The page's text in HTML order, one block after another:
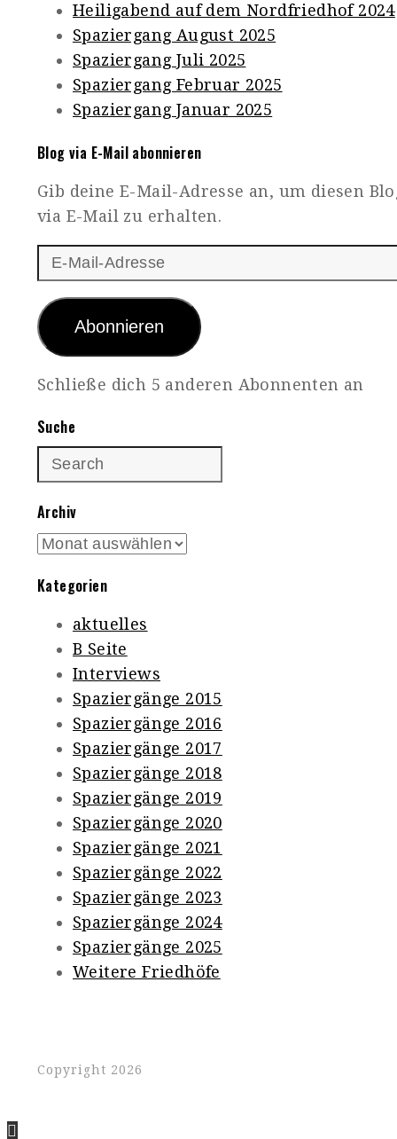
Heiligabend auf dem Nordfriedhof 2024
Spaziergang August 2025
Spaziergang Juli 2025
Spaziergang Februar 2025
Spaziergang Januar 2025
Blog via E-Mail abonnieren
Gib deine E-Mail-Adresse an, um diesen
via E-Mail zu erhalten.
E-
Mail-
Adresse
Abonnieren
Schließe dich 5 anderen Abonnenten an
Suche
Archiv
Archiv
Kategorien
aktuelles
B Seite
Interviews
Spaziergänge 2015
Spaziergänge 2016
Spaziergänge 2017
Spaziergänge 2018
Spaziergänge 2019
Spaziergänge 2020
Spaziergänge 2021
Spaziergänge 2022
Spaziergänge 2023
Spaziergänge 2024
Spaziergänge 2025
Weitere Friedhöfe
Copyright 2026